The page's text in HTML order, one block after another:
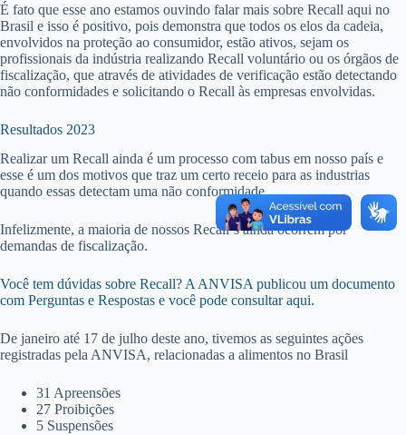
É fato que esse ano estamos ouvindo falar mais sobre Recall aqui no
Brasil e isso é positivo, pois demonstra que todos os elos da cadeia,
envolvidos na proteção ao consumidor, estão ativos, sejam os
profissionais da indústria realizando Recall voluntário ou os órgãos de
fiscalização, que através de atividades de verificação estão detectando
não conformidades e solicitando o Recall às empresas envolvidas.
Resultados 2023
Realizar um Recall ainda é um processo com tabus em nosso país e
esse é um dos motivos que traz um certo receio para as industrias
quando essas detectam uma não conformidade.
Infelizmente, a maioria de nossos Recall´s ainda ocorrem por
demandas de fiscalização.
Você tem dúvidas sobre Recall? A ANVISA publicou um documento
com Perguntas e Respostas e você pode consultar aqui.
De janeiro até 17 de julho deste ano, tivemos as seguintes ações
registradas pela ANVISA, relacionadas a alimentos no Brasil
31 Apreensões
27 Proibições
5 Suspensões